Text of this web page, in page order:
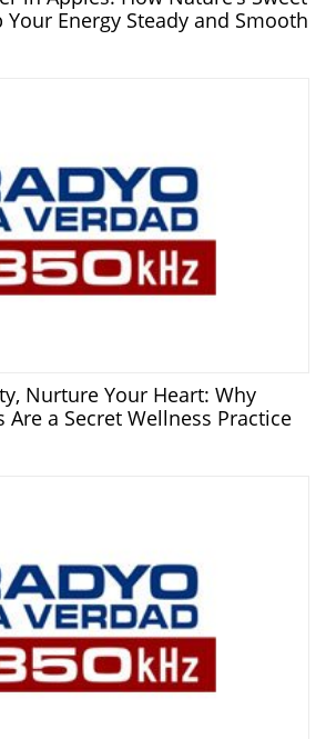
Your Energy Steady and Smooth
Nurture Your Heart: Why
Are a Secret Wellness Practice